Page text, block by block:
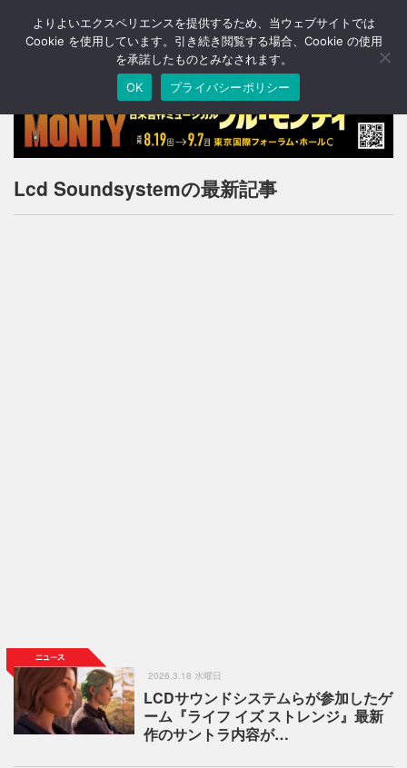
T
o
n
a
v
a
Lcd Soundsystemの最新記事
2026.3.18 水曜日
LCDサウンドシステムらが参加したゲ
ーム『ライフ イズ ストレンジ』最新
作のサントラ内容が…
よりよいエクスペリエンスを提供するため、当ウェブサイトでは
Cookie を使用しています。引き続き閲覧する場合、Cookie の使用
を承諾したものとみなされます。
OK
プライバシーポリシー